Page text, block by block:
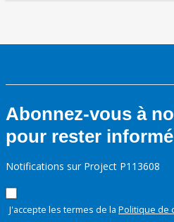
Abonnez-vous à
pour rester
Notifications sur Project P113608
J'accepte les termes de la Politique de